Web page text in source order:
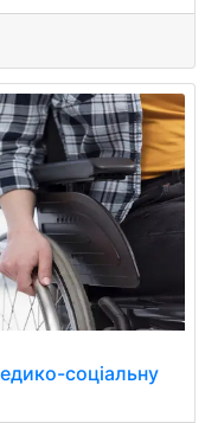
соціальну